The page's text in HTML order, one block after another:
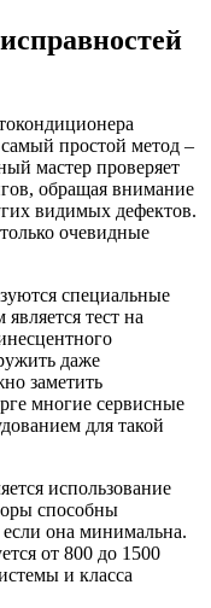
простой метод –
мастер проверяет
обращая внимание
видимых дефектов.
очевидные
специальные
тест на
даже
заметить
многие сервисные
для такой
использование
способны
если она минимальна.
от 800 до 1500
и класса